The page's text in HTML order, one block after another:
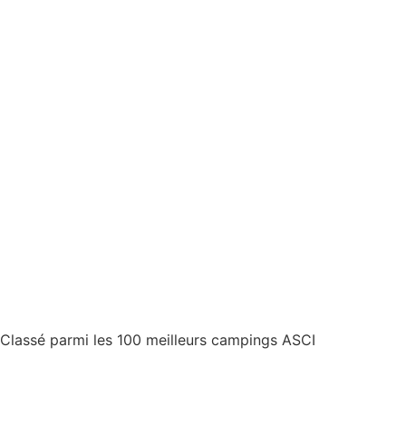
Classé parmi les 100 meilleurs campings ASCI